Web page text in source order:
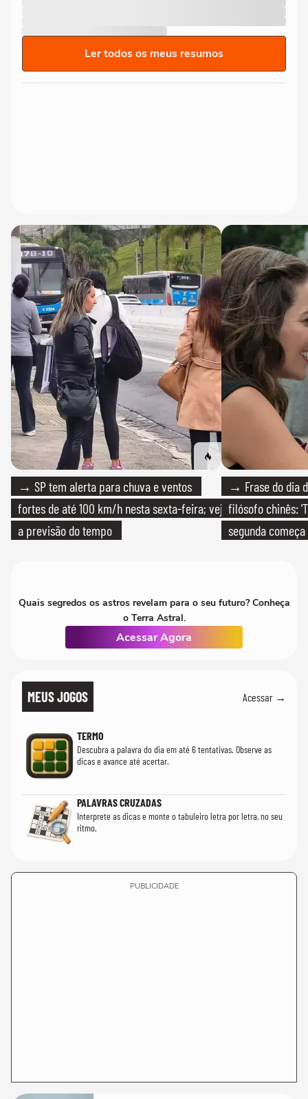
Ler todos os meus resumos
→ SP tem alerta para chuva e ventos
fortes de até 100 km/h nesta sexta-feira; veja
a previsão do tempo
→ Frase do dia
filósofo chinês:
segunda
Quais segredos os astros revelam para o seu futuro? Conheça
o Terra Astral.
Acessar Agora
MEUS JOGOS Acessar →
TERMO
Descubra a palavra do dia em até 6 tentativas. Observe as
dicas e avance até acertar.
PALAVRAS CRUZADAS
Interprete as dicas e monte o tabuleiro letra por letra, no seu
ritmo.
PUBLICIDADE